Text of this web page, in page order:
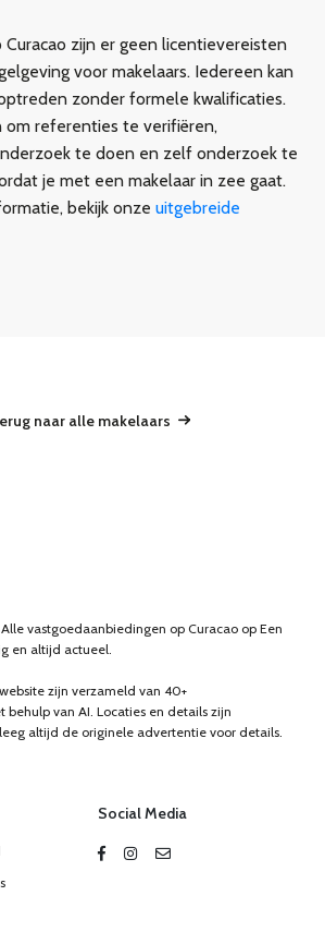
Curacao zijn er geen licentievereisten
voor makelaars. Iedereen kan
zonder formele kwalificaties.
om referenties te verifiëren,
te doen en zelf onderzoek te
je met een makelaar in zee gaat.
bekijk onze uitgebreide
naar alle makelaars
vastgoedaanbiedingen op Curacao op Een
en altijd actueel.
zijn verzameld van 40+
behulp van AI. Locaties en details zijn
altijd de originele advertentie voor details.
Social Media